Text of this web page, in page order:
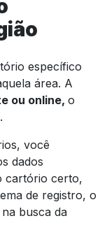
específico
área. A
ou online, o
você
dados
cartório certo,
de registro, o
busca da